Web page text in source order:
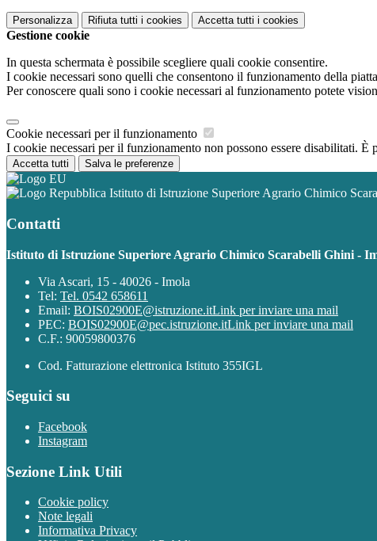
Personalizza Rifiuta tutti i cookies Accetta tutti i cookies
Gestione cookie
In questa schermata è possibile scegliere quali cookie consentire.
I cookie necessari sono quelli che consentono il funzionamento della
Per conoscere quali sono i cookie necessari al funzionamento potete
Cookie necessari per il funzionamento
I cookie necessari per il funzionamento non possono essere disabilitati.
Accetta tutti Salva le preferenze
Istituto di Istruzione Superiore Agrario Chimico
Contatti
Istituto di Istruzione Superiore Agrario Chimico Scarabelli Ghini -
Via Ascari, 15 - 40026 - Imola
Tel: Tel. 0542 658611
Email: BOIS02900E@istruzione.itLink per inviare una mail
PEC: BOIS02900E@pec.istruzione.itLink per inviare una mail
C.F.: 90059800376
Cod. Fatturazione elettronica Istituto 355IGL
Seguici su
Facebook
Instagram
Sezione Link Utili
Cookie policy
Note legali
Informativa Privacy